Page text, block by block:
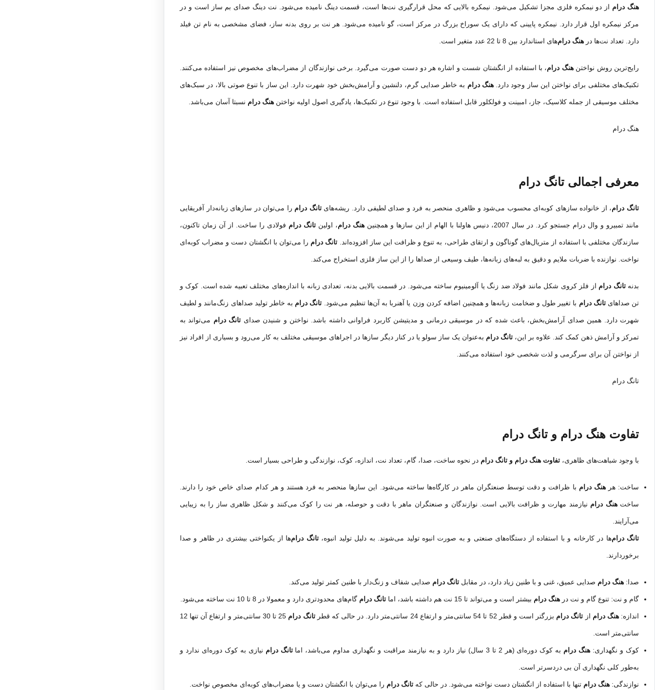
هنگ درام از دو نیمکره فلزی مجزا تشکیل می‌شود. نیمکره بالایی که محل قرارگیری نت‌ها است، قسمت دینگ نامیده می‌شود. نت دینگ صدای بم ساز است و در
مرکز نیمکره اول قرار دارد. نیمکره پایینی که دارای یک سوراخ بزرگ در مرکز است، گو نامیده می‌شود. هر نت بر روی بدنه ساز، فضای مشخصی به نام تن فیلد
دارد. تعداد نت‌ها در هنگ درام‌های استاندارد بین 8 تا 22 عدد متغیر است.
رایج‌ترین روش نواختنهنگ درام، با استفاده از انگشتان شست و اشاره هر دو دست صورت می‌گیرد. برخی نوازندگان از مضراب‌های مخصوص نیز استفاده می‌کنند.
تکنیک‌های مختلفی برای نواختن این ساز وجود دارد.هنگ درام به خاطر صدایی گرم، دلنشین و آرامش‌بخش خود شهرت دارد. این ساز با تنوع صوتی بالا، در سبک‌های
مختلف موسیقی از جمله کلاسیک، جاز، امبینت و فولکلور قابل استفاده است. با وجود تنوع در تکنیک‌ها، یادگیری اصول اولیه نواختن هنگ درام نسبتا آسان می‌باشد.
هنگ درام
معرفی اجمالی تانگ درام
تانگ درام، از خانواده سازهای کوبه‌ای محسوب می‌شود و ظاهری منحصر به فرد و صدای لطیفی دارد. ریشه‌هایتانگ درام را می‌توان در سازهای زبانه‌دار آفریقایی
مانند تمبیرو و وال درام جستجو کرد. در سال 2007، دنیس هاولنا با الهام از این سازها و همچنین هنگ درام، اولینتانگ درام فولادی را ساخت. از آن زمان تاکنون،
سازندگان مختلفی با استفاده از متریال‌های گوناگون و ارتقای طراحی، به تنوع و ظرافت این ساز افزوده‌اند. تانگ درام را می‌توان با انگشتان دست و مضراب کوبه‌ای
نواخت. نوازنده با ضربات ملایم و دقیق به لبه‌های زبانه‌ها، طیف وسیعی از صداها را از این ساز فلزی استخراج می‌کند.
بدنهتانگ درام از فلز کروی شکل مانند فولاد ضد زنگ یا آلومینیوم ساخته می‌شود. در قسمت بالایی بدنه، تعدادی زبانه با اندازه‌های مختلف تعبیه شده است. کوک و
تن صداهایتانگ درام با تغییر طول و ضخامت زبانه‌ها و همچنین اضافه کردن وزن یا آهنربا به آن‌ها تنظیم می‌شود. تانگ درام به خاطر تولید صداهای زنگ‌مانند و لطیف
شهرت دارد. همین صدای آرامش‌بخش، باعث شده که در موسیقی درمانی و مدیتیشن کاربرد فراوانی داشته باشد. نواختن و شنیدن صدای تانگ درام می‌تواند به
تمرکز و آرامش ذهن کمک کند. علاوه بر این، تانگ درام به‌عنوان یک ساز سولو یا در کنار دیگر سازها در اجراهای موسیقی مختلف به کار می‌رود و بسیاری از افراد نیز
از نواختن آن برای سرگرمی و لذت شخصی خود استفاده می‌کنند.
تانگ درام
تفاوت هنگ درام و تانگ درام
با وجود شباهت‌های ظاهری، تفاوت هنگ درام و تانگ درام در نحوه ساخت، صدا، گام، تعداد نت، اندازه، کوک، نوازندگی و طراحی بسیار است.
ساخت: هرهنگ درام با ظرافت و دقت توسط صنعتگران ماهر در کارگاه‌ها ساخته می‌شود. این سازها منحصر به فرد هستند و هر کدام صدای خاص خود را دارند.
ساختهنگ درام نیازمند مهارت و ظرافت بالایی است. نوازندگان و صنعتگران ماهر با دقت و حوصله، هر نت را کوک می‌کنند و شکل ظاهری ساز را به زیبایی
می‌آرایند.
تانگ درام‌ها در کارخانه و با استفاده از دستگاه‌های صنعتی و به صورت انبوه تولید می‌شوند. به دلیل تولید انبوه،تانگ درام‌ها از یکنواختی بیشتری در ظاهر و صدا
برخوردارند.
صدا: هنگ درام صدایی عمیق، غنی و با طنین زیاد دارد، در مقابل تانگ درام صدایی شفاف و زنگ‌دار با طنین کمتر تولید می‌کند.
گام و نت: تنوع گام و نت در هنگ درام بیشتر است و می‌تواند تا 15 نت هم داشته باشد، اما تانگ درام گام‌های محدودتری دارد و معمولا در 8 تا 10 نت ساخته می‌شود.
اندازه:هنگ درام از تانگ درام بزرگتر است و قطر 52 تا 54 سانتی‌متر و ارتفاع 24 سانتی‌متر دارد. در حالی که قطر تانگ درام 25 تا 30 سانتی‌متر و ارتفاع آن تنها 12
سانتی‌متر است.
کوک و نگهداری: هنگ درام به کوک دوره‌ای (هر 2 تا 3 سال) نیاز دارد و به نیازمند مراقبت و نگهداری مداوم می‌باشد، اما تانگ درام نیازی به کوک دوره‌ای ندارد و
به‌طور کلی نگهداری آن بی دردسرتر است.
نوازندگی: هنگ درام تنها با استفاده از انگشتان دست نواخته می‌شود. در حالی که تانگ درام را می‌توان با انگشتان دست و یا مضراب‌های کوبه‌ای مخصوص نواخت.